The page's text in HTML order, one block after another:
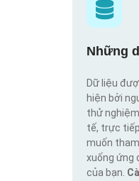
Những
Dữ liệu
hiện bởi
thử
tế, trực
muốn
xuống ứng
của bạn.